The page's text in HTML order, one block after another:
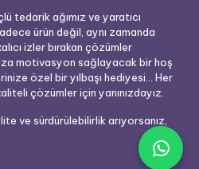
tedarik ağımız ve yaratıcı
ürün değil, aynı zamanda
izler bırakan çözümler
motivasyon sağlayacak bir hoş
özel bir yılbaşı hediyesi... Her
çözümler için yanınızdayız.
ve sürdürülebilirlik arıyorsanız,